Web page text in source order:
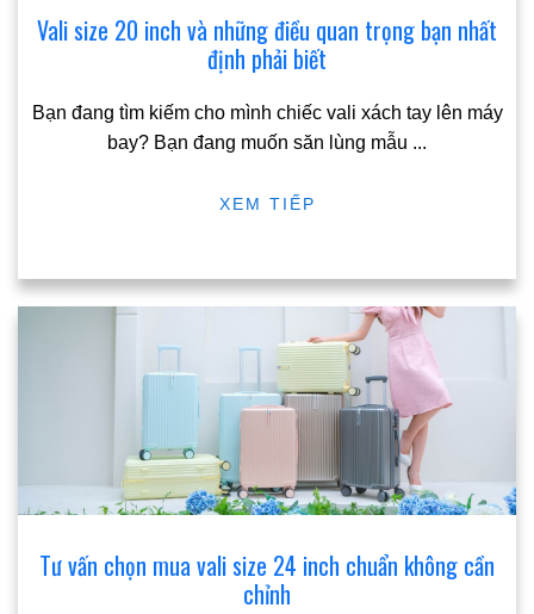
Vali size 20 inch và những điều quan trọng bạn nhất
định phải biết
Bạn đang tìm kiếm cho mình chiếc vali xách tay lên máy
bay? Bạn đang muốn săn lùng mẫu ...
XEM TIẾP
Tư vấn chọn mua vali size 24 inch chuẩn không cần
chỉnh